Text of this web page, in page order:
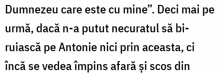
Dum­nezeu care este cu mine”. Deci mai pe
urmă, dacă n-a putut necuratul să bi­
ruiască pe An­to­nie nici prin aceasta, ci
încă se vedea împins afară și scos din